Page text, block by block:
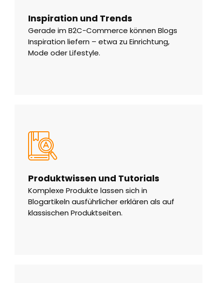
Inspiration und Trends
Gerade im B2C-Commerce können Blogs
Inspiration liefern – etwa zu Einrichtung,
Mode oder Lifestyle.
Produktwissen und Tutorials
Komplexe Produkte lassen sich in
Blogartikeln ausführlicher erklären als auf
klassischen Produktseiten.